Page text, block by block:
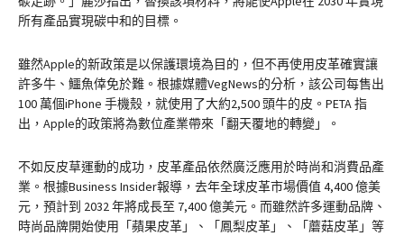
所有產品實現碳中和的目標。
雖然Apple的新政策是以保護環境為目的，但不再使用皮革確實讓
許多牛、鱷魚倖免於難。根據媒體VegNews的分析，該公司每售出
100 萬個iPhone 手機殼，就使用了大約2,500 頭牛的皮。PETA 指
出，Apple的政策將為數位產業帶來「翻天覆地的轉變」。
不如反皮草運動的成功，皮革產品依然廣泛應用於時尚和消費品產
業。根據Business Insider報導，去年全球皮革市場價值 4,400 億美
元，預計到 2032 年將成長至 7,400 億美元。而雖然許多運動品牌、
時尚品牌開始使用「蘋果皮革」、「鳳梨皮革」、「蘑菇皮革」等